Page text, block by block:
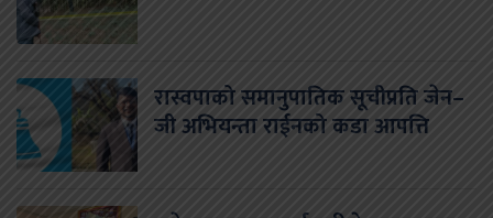
रास्वपाको समानुपातिक सूचीप्रति जेन–
जी अभियन्ता राईनको कडा आपत्ति